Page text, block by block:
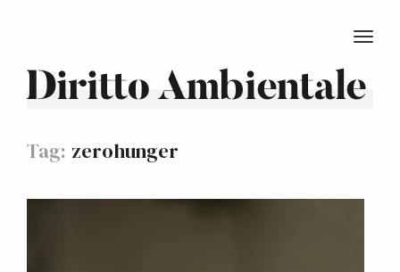
Diritto Ambientale
Tag: zerohunger